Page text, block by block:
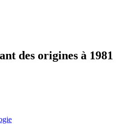
des origines à 1981